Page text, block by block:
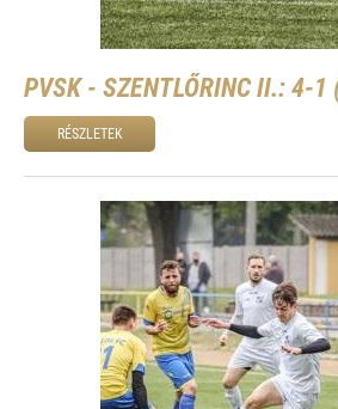
PVSK - SZENTLŐRINC II.: 4-1
RÉSZLETEK